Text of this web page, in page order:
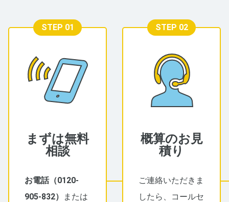
STEP 01
まずは無料
相談
お電話（0120-
905-832）
または
STEP 02
概算のお見
積り
ご連絡いただきま
したら、コールセ